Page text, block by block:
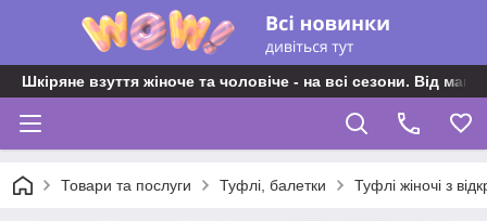
Шкіряне взуття жіноче та чоловіче - на всі сезони. Від
Товари та послуги Туфлі, балетки Туфлі жіночі з